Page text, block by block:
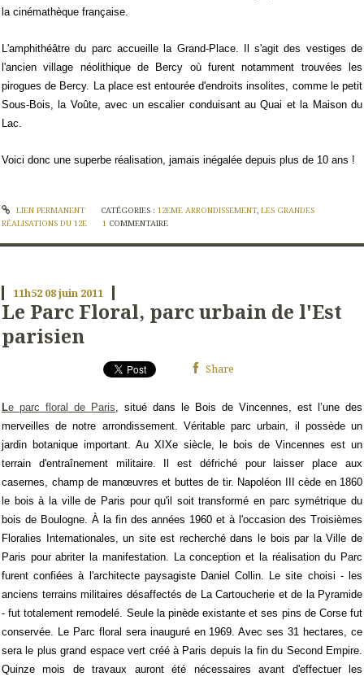
la cinémathèque française.
L'amphithéâtre du parc accueille la Grand-Place. Il s'agit des vestiges de
l'ancien village néolithique de Bercy où furent notamment trouvées les
pirogues de Bercy. La place est entourée d'endroits insolites, comme le petit
Sous-Bois, la Voûte, avec un escalier conduisant au Quai et la Maison du
Lac.
Voici donc une superbe réalisation, jamais inégalée depuis plus de 10 ans !
LIEN PERMANENT CATÉGORIES : 12EME ARRONDISSEMENT, LES GRANDES
RÉALISATIONS DU 12E
1 COMMENTAIRE
11h52 08juin 2011
Le Parc Floral, parc urbain de l'Est
parisien
Share
Le parc floral de Paris, situé dans le Bois de Vincennes, est l’une des
merveilles de notre arrondissement. Véritable parc urbain, il possède un
jardin botanique important. Au XIXe siècle, le bois de Vincennes est un
terrain d'entraînement militaire. Il est défriché pour laisser place aux
casernes, champ de manœuvres et buttes de tir. Napoléon III cède en 1860
le bois à la ville de Paris pour qu'il soit transformé en parc symétrique du
bois de Boulogne. À la fin des années 1960 et à l'occasion des Troisièmes
Floralies Internationales, un site est recherché dans le bois par la Ville de
Paris pour abriter la manifestation. La conception et la réalisation du Parc
furent confiées à l'architecte paysagiste Daniel Collin. Le site choisi - les
anciens terrains militaires désaffectés de La Cartoucherie et de la Pyramide
- fut totalement remodelé. Seule la pinède existante et ses pins de Corse fut
conservée. Le Parc floral sera inauguré en 1969. Avec ses 31 hectares, ce
sera le plus grand espace vert créé à Paris depuis la fin du Second Empire.
Quinze mois de travaux auront été nécessaires avant d'effectuer les